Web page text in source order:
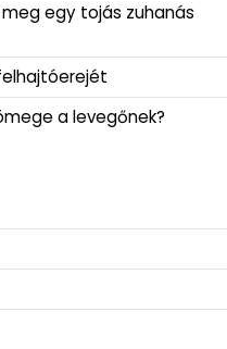
egy tojás zuhanás
a levegőnek?